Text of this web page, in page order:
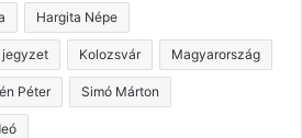
Hargita Népe
jegyzet Kolozsvár Magyarország
Péter Simó Márton